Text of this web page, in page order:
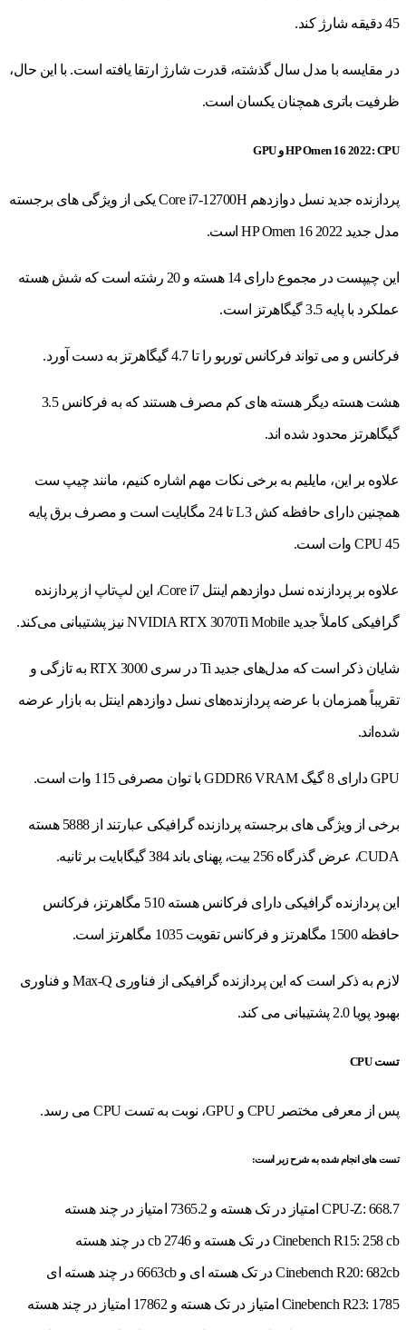
45 دقیقه شارژ کند.
در مقایسه با مدل سال گذشته، قدرت شارژ ارتقا یافته است. با این حال،
ظرفیت باتری همچنان یکسان است.
HP Omen 16 2022: CPU و GPU
پردازنده جدید نسل دوازدهم Core i7-12700H یکی از ویژگی های برجسته
مدل جدید HP Omen 16 2022 است.
این چیپست در مجموع دارای 14 هسته و 20 رشته است که شش هسته
عملکرد با پایه 3.5 گیگاهرتز است.
فرکانس و می تواند فرکانس توربو را تا 4.7 گیگاهرتز به دست آورد.
هشت هسته دیگر هسته های کم مصرف هستند که به فرکانس 3.5
گیگاهرتز محدود شده اند.
علاوه بر این، مایلیم به برخی نکات مهم اشاره کنیم، مانند چیپ ست
همچنین دارای حافظه کش L3 تا 24 مگابایت است و مصرف برق پایه
CPU 45 وات است.
علاوه بر پردازنده نسل دوازدهم اینتل Core i7، این لپ‌تاپ از پردازنده
گرافیکی کاملاً جدید NVIDIA RTX 3070Ti Mobile نیز پشتیبانی می‌کند.
شایان ذکر است که مدل‌های جدید Ti در سری RTX 3000 به تازگی و
تقریباً همزمان با عرضه پردازنده‌های نسل دوازدهم اینتل به بازار عرضه
شده‌اند.
GPU دارای 8 گیگ GDDR6 VRAM با توان مصرفی 115 وات است.
برخی از ویژگی های برجسته پردازنده گرافیکی عبارتند از 5888 هسته
CUDA، عرض گذرگاه 256 بیت، پهنای باند 384 گیگابایت بر ثانیه.
این پردازنده گرافیکی دارای فرکانس هسته 510 مگاهرتز، فرکانس
حافظه 1500 مگاهرتز و فرکانس تقویت 1035 مگاهرتز است.
لازم به ذکر است که این پردازنده گرافیکی از فناوری Max-Q و فناوری
بهبود پویا 2.0 پشتیبانی می کند.
تست CPU
پس از معرفی مختصر CPU و GPU، نوبت به تست CPU می رسد.
تست های انجام شده به شرح زیر است:
CPU-Z: 668.7 امتیاز در تک هسته و 7365.2 امتیاز در چند هسته
Cinebench R15: 258 cb در تک هسته و 2746 cb در چند هسته
Cinebench R20: 682cb در تک هسته ای و 6663cb در چند هسته ای
Cinebench R23: 1785 امتیاز در تک هسته و 17862 امتیاز در چند هسته